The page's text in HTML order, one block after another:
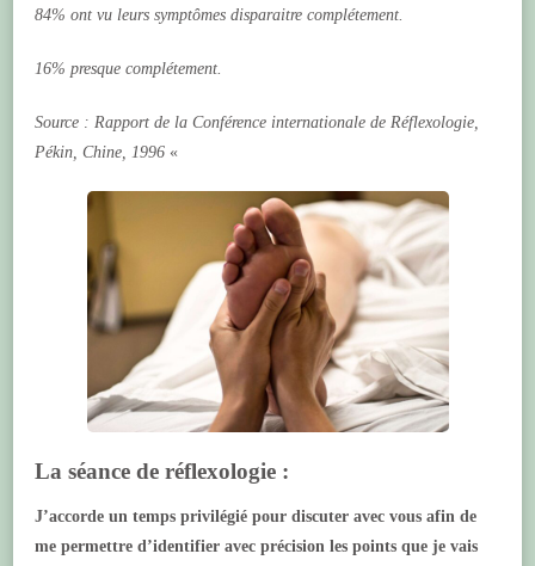
84% ont vu leurs symptômes disparaitre complétement.
16% presque complétement.
Source : Rapport de la Conférence internationale de Réflexologie,
Pékin, Chine, 1996 «
La séance de réflexologie :
J’accorde un temps privilégié pour discuter avec vous afin de
me permettre d’identifier avec précision les points que je vais